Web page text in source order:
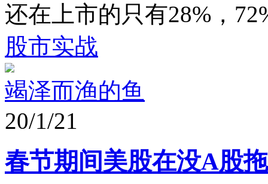
还在上市的只有28%，
股市实战
竭泽而渔的鱼
20/1/21
春节期间美股在没A股